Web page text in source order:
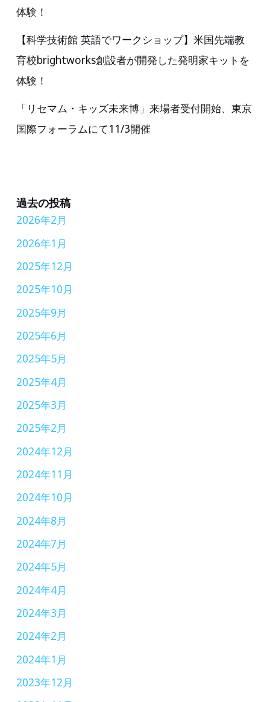
体験！
【科学技術館 英語でワークショップ】米国先端教
育校brightworks創設者が開発した発明家キットを
体験！
「リセマム・キッズ未来博」来場者受付開始、東京
国際フォーラムにて11/3開催
過去の投稿
2026年2月
2026年1月
2025年12月
2025年10月
2025年9月
2025年6月
2025年5月
2025年4月
2025年3月
2025年2月
2024年12月
2024年11月
2024年10月
2024年8月
2024年7月
2024年5月
2024年4月
2024年3月
2024年2月
2024年1月
2023年12月